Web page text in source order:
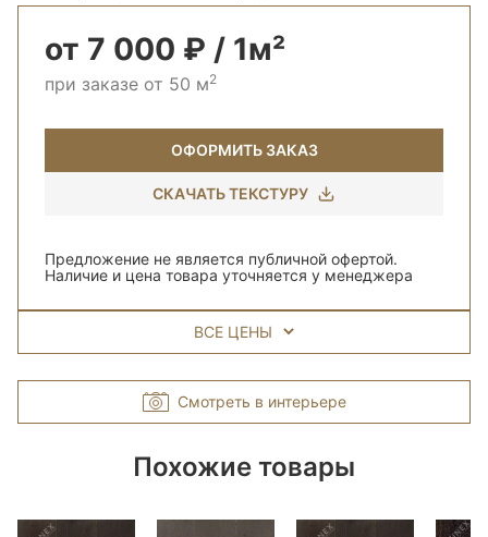
от 7 000 ₽ / 1м²
при заказе от 50 м2
ОФОРМИТЬ ЗАКАЗ
СКАЧАТЬ ТЕКСТУРУ
Предложение не является публичной офертой.
Наличие и цена товара уточняется у менеджера
ВСЕ ЦЕНЫ
Смотреть в интерьере
Похожие товары